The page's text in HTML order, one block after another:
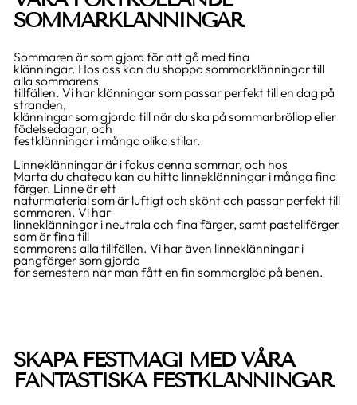
SOMMARKLÄNNINGAR
Sommaren är som gjord för att gå med fina
klänningar. Hos oss kan du shoppa sommarklänningar till
alla sommarens
tillfällen. Vi har klänningar som passar perfekt till en dag på
stranden,
klänningar som gjorda till när du ska på sommarbröllop eller
födelsedagar, och
festklänningar i många olika stilar.
Linneklänningar är i fokus denna sommar, och hos
Marta du chateau kan du hitta linneklänningar i många fina
färger. Linne är ett
naturmaterial som är luftigt och skönt och passar perfekt till
sommaren. Vi har
linneklänningar i neutrala och fina färger, samt pastellfärger
som är fina till
sommarens alla tillfällen. Vi har även linneklänningar i
pangfärger som gjorda
för semestern när man fått en fin sommarglöd på benen.
SKAPA FESTMAGI MED VÅRA
FANTASTISKA FESTKLÄNNINGAR